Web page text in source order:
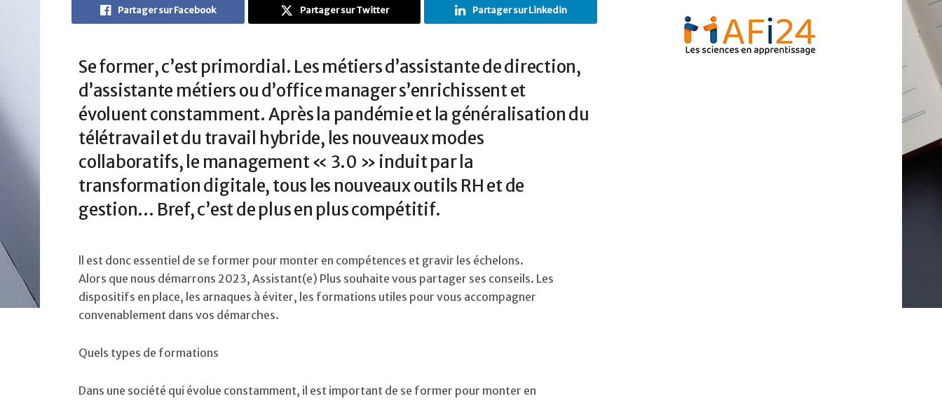
Partager sur Facebook Partager sur Twitter Partager sur Linkedin
Se former, c’est primordial. Les métiers d’assistante de direction,
d’assistante métiers ou d’office manager s’enrichissent et
évoluent constamment. Après la pandémie et la généralisation du
télétravail et du travail hybride, les nouveaux modes
collaboratifs, le management « 3.0 » induit par la
transformation digitale, tous les nouveaux outils RH et de
gestion… Bref, c’est de plus en plus compétitif.
ll est donc essentiel de se former pour monter en compétences et gravir les échelons.
Alors que nous démarrons 2023, Assistant(e) Plus souhaite vous partager ses conseils. Les
dispositifs en place, les arnaques à éviter, les formations utiles pour vous accompagner
convenablement dans vos démarches.
Quels types de formations
Dans une société qui évolue constamment, il est important de se former pour monter en